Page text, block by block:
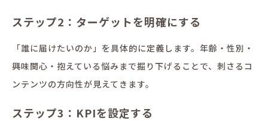
ステップ2：ターゲットを明確にする
「誰に届けたいのか」を具体的に定義します。年齢・性別・
興味関心・抱えている悩みまで掘り下げることで、刺さるコ
ンテンツの方向性が見えてきます。
ステップ3：KPIを設定する